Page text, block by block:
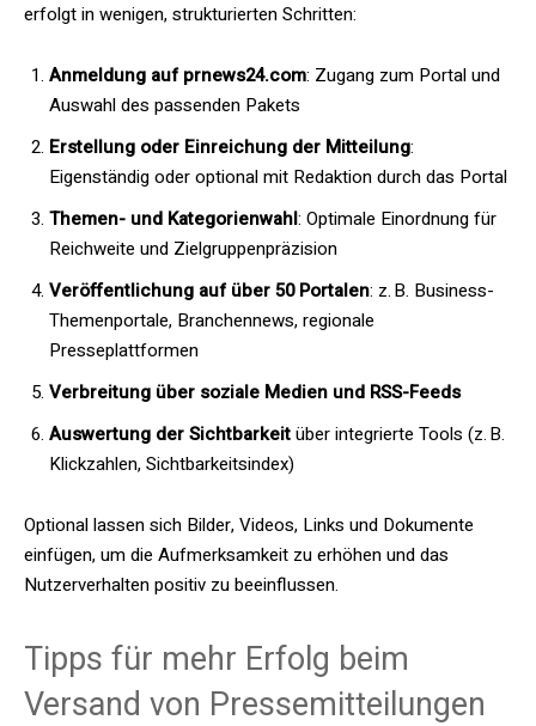
erfolgt in wenigen, strukturierten Schritten:
Anmeldung auf prnews24.com: Zugang zum Portal und
Auswahl des passenden Pakets
Erstellung oder Einreichung der Mitteilung:
Eigenständig oder optional mit Redaktion durch das Portal
Themen- und Kategorienwahl: Optimale Einordnung für
Reichweite und Zielgruppenpräzision
Veröffentlichung auf über 50 Portalen: z. B. Business-
Themenportale, Branchennews, regionale
Presseplattformen
Verbreitung über soziale Medien und RSS-Feeds
Auswertung der Sichtbarkeitüber integrierte Tools (z. B.
Klickzahlen, Sichtbarkeitsindex)
Optional lassen sich Bilder, Videos, Links und Dokumente
einfügen, um die Aufmerksamkeit zu erhöhen und das
Nutzerverhalten positiv zu beeinflussen.
Tipps für mehr Erfolg beim
Versand von Pressemitteilungen